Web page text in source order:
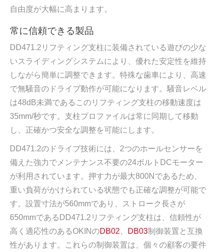
自由度が大幅に高まります。
常に信頼できる製品
DD471.2リフティング支柱に装備されている遊びの少な
いスライディングシステムにより、優れた安定性を維持
しながら簡単に調整できます。特殊な歯車により、高速
で無騒音のドライブ動作が可能になります。騒音レベル
は48dB未満であるこのリフティング支柱の移動速度は
35mm/秒です。支柱プロファイルは常に同期して移動
し、正確かつ安全な調整を可能にします。
DD471.2のドライブ技術には、2つのホールセンサーを
備えた強力でメンテナンス不要の24ボルトDCモーター
が利用されています。押す力が最大800Nであるため、
重い負荷がかけられている状態でも正確な調整が可能で
す。設置寸法が560mmであり、ストローク長さが
650mmであるDD471.2リフティング支柱は、信頼性が
高く適応性のあるOKINのDB02 DB03制御装置と互換
性があります。これらの制御装置は、個々の顧客の要件